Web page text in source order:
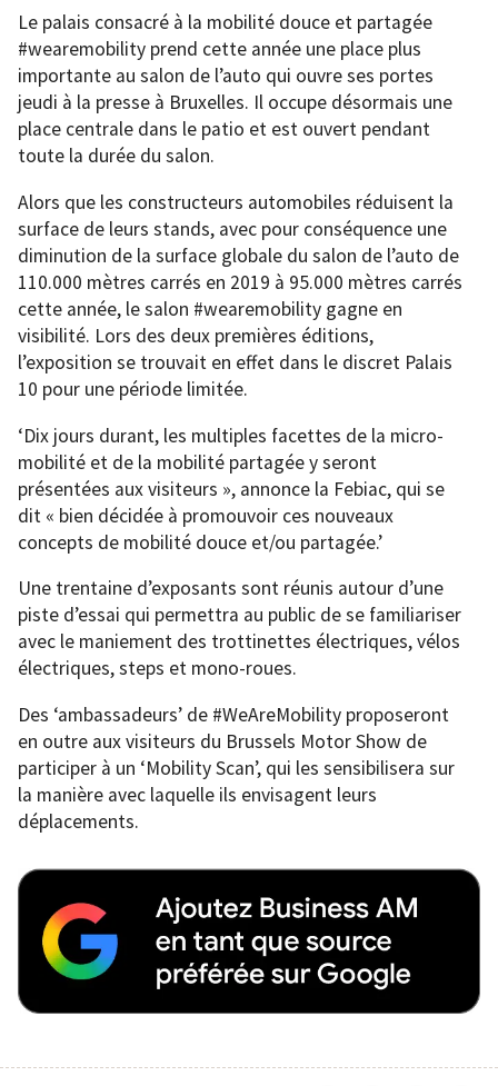
Le palais consacré à la mobilité douce et partagée
#wearemobility prend cette année une place plus
importante au salon de l’auto qui ouvre ses portes
jeudi à la presse à Bruxelles. Il occupe désormais une
place centrale dans le patio et est ouvert pendant
toute la durée du salon.
Alors que les constructeurs automobiles réduisent la
surface de leurs stands, avec pour conséquence une
diminution de la surface globale du salon de l’auto de
110.000 mètres carrés en 2019 à 95.000 mètres carrés
cette année, le salon #wearemobility gagne en
visibilité. Lors des deux premières éditions,
l’exposition se trouvait en effet dans le discret Palais
10 pour une période limitée.
‘Dix jours durant, les multiples facettes de la micro-
mobilité et de la mobilité partagée y seront
présentées aux visiteurs », annonce la Febiac, qui se
dit « bien décidée à promouvoir ces nouveaux
concepts de mobilité douce et/ou partagée.’
Une trentaine d’exposants sont réunis autour d’une
piste d’essai qui permettra au public de se familiariser
avec le maniement des trottinettes électriques, vélos
électriques, steps et mono-roues.
Des ‘ambassadeurs’ de #WeAreMobility proposeront
en outre aux visiteurs du Brussels Motor Show de
participer à un ‘Mobility Scan’, qui les sensibilisera sur
la manière avec laquelle ils envisagent leurs
déplacements.